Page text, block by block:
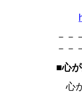
ひ
－－
－－
■心
心